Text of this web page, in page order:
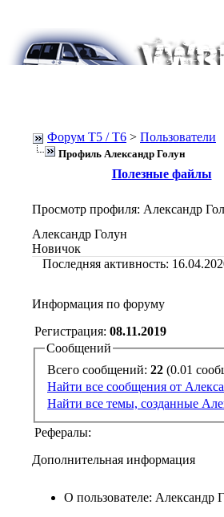
Форум Т5 / T6 > Пользователи
Профиль Александр Голун
Полезные файлы
Просмотр профиля: Александр
Александр Голун
Новичок
Последняя активность:
Информация по форуму
Регистрация: 08.11.2019
Сообщений
Всего сообщений: 22
(0.01
Найти все сообщения от
Найти все темы, созданные
Рефералы:
Дополнительная информация
О пользователе: Александр